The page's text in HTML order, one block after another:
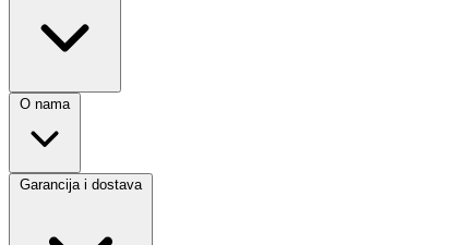
O nama
Garancija i dostava